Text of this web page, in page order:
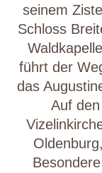
seinem
Schloss
führt der
das
Auf